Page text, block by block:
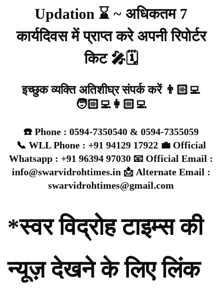
Updation ⌛ ~ अधिकतम 7
कार्यदिवस में प्राप्त करे अपनी रिपोर्टर
किट 🎤🗓️
इच्छुक व्यक्ति अतिशीघ्र संपर्क करें 👨🏻‍💻
🧑🏻‍💻👩🏻‍💻
☎️ Phone : 0594-7350540 & 0594-7355059
📞 WLL Phone : +91 94129 17922 💼 Official
Whatsapp : +91 96394 97030 📧 Official Email :
info@swarvidrohtimes.in 📩 Alternate Email :
swarvidrohtimes@gmail.com
*स्वर विद्रोह टाइम्स की
न्यूज़ देखने के लिए लिंक